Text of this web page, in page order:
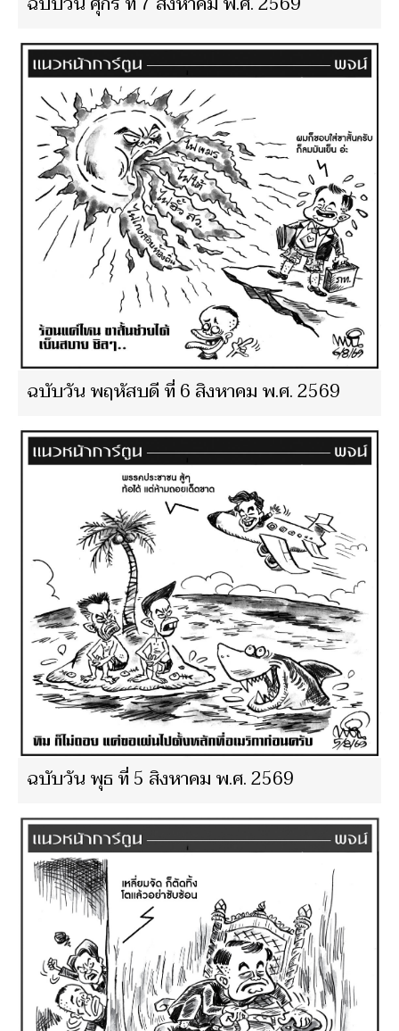
ฉบับวัน พฤหัสบดี ที่ 6 สิงหาคม พ.ศ. 2569
ฉบับวัน พุธ ที่ 5 สิงหาคม พ.ศ. 2569